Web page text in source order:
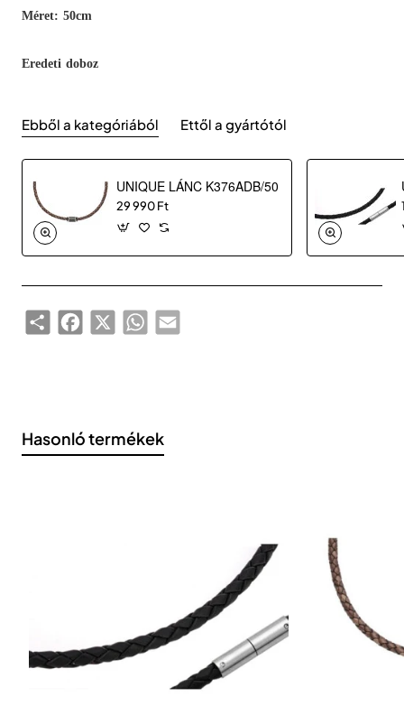
Méret: 50cm
Eredeti doboz
Ebből a kategóriából Ettől a gyártótól
UNIQUE LÁNC K376ADB/50
29 990 Ft
ShareFacebook
X WhatsAppEmail
Hasonló termékek